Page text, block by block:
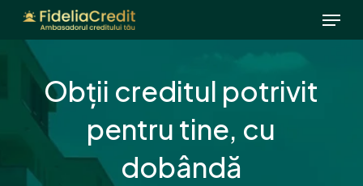
Skip
content
Menu
Obții creditul potrivit
pentru tine, cu
dobândă